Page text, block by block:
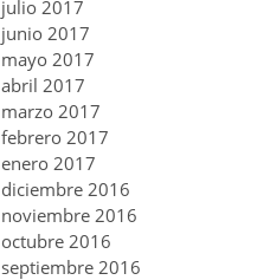
julio 2017
junio 2017
mayo 2017
abril 2017
marzo 2017
febrero 2017
enero 2017
diciembre 2016
noviembre 2016
octubre 2016
septiembre 2016